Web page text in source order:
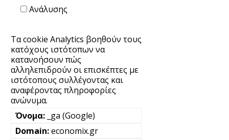
Ανάλυσης
Τα cookie Analytics βοηθούν τους
κατόχους ιστότοπων να
κατανοήσουν πώς
αλληλεπιδρούν οι επισκέπτες με
ιστότοπους συλλέγοντας και
αναφέροντας πληροφορίες
ανώνυμα.
_ga (Google)
economix.gr